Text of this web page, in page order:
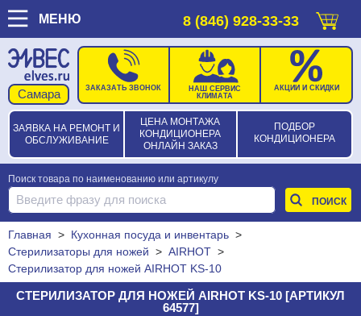
МЕНЮ 8 (846) 928-33-33
ЗАЯВКА НА РЕМОНТ И
ОБСЛУЖИВАНИЕ
ЦЕНА МОНТАЖА
КОНДИЦИОНЕРА
ОНЛАЙН ЗАКАЗ
ПОДБОР
КОНДИЦИОНЕРА
ЗАКАЗАТЬ ЗВОНОК
НАШ СЕРВИС
КЛИМАТА
АКЦИИ И СКИДКИ
Поиск товара по наименованию или артикулу
Главная > Кухонная посуда и инвентарь >
Стерилизаторы для ножей > AIRHOT >
Стерилизатор для ножей AIRHOT KS-10
СТЕРИЛИЗАТОР ДЛЯ НОЖЕЙ AIRHOT KS-10 [АРТИКУЛ
64577]